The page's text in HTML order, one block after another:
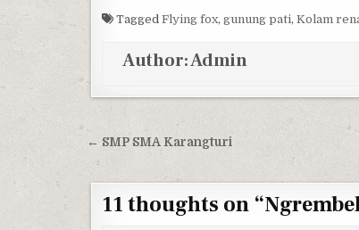
Tagged Flying fox, gunung pati, Kolam
Author:Admin
Post navigation
← SMP SMA Karangturi
11 thoughts on “